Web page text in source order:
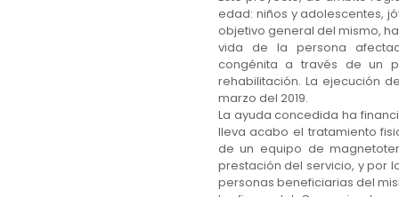
edad: niños y adolescentes,
objetivo general del mismo,
vida de la persona
congénita a través de un
rehabilitación. La ejecución
marzo del 2019.
La ayuda concedida ha
lleva acabo el tratamiento
de un equipo de
prestación del servicio, y por
personas beneficiarias del